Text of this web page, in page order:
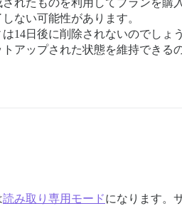
れたものを利用してプランを購
ない可能性があります。
14日後に削除されないのでし
アップされた状態を維持できる
読み取り専用モードになります。